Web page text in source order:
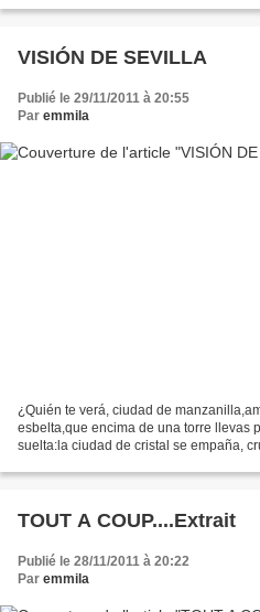
VISIÓN DE SEVILLA
Publié le 29/11/2011 à 20:55
Par emmila
¿Quién te verá, ciudad de
esbelta,que encima de una torre llevas
suelta:la ciudad de cristal se empaña,
TOUT A COUP....Extrait
Publié le 28/11/2011 à 20:22
Par emmila